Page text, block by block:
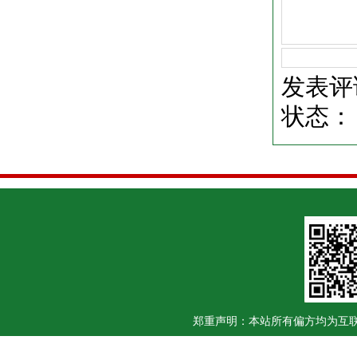
发表
状态
郑重声明：本站所有偏方均为互